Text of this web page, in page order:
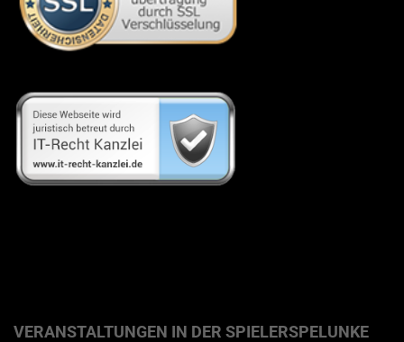
VERANSTALTUNGEN IN DER SPIELERSPELUNKE